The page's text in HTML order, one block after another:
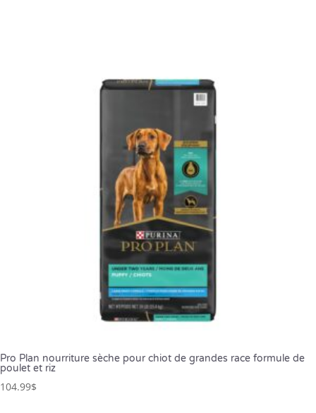
Pro Plan nourriture sèche pour chiot de grandes race formule de
poulet et riz
104.99$